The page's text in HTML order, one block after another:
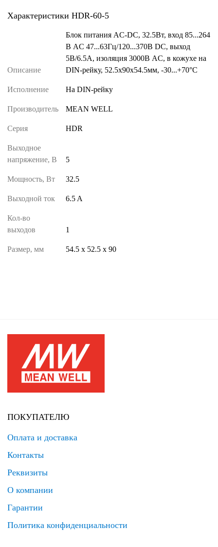
Характеристики HDR-60-5
Описание
Блок питания AC-DC, 32.5Вт, вход 85...264
В AC 47...63Гц/120...370В DC, выход
5В/6.5А, изоляция 3000В AC, в кожухе на
DIN-рейку, 52.5х90х54.5мм, -30...+70°С
Исполнение На DIN-рейку
Производитель MEAN WELL
Серия HDR
Выходное
напряжение, В
5
Мощность, Вт 32.5
Выходной ток 6.5 A
Кол-во
выходов
1
Размер, мм 54.5 х 52.5 х 90
ПОКУПАТЕЛЮ
Оплата и доставка
Контакты
Реквизиты
О компании
Гарантии
Политика конфиденциальности